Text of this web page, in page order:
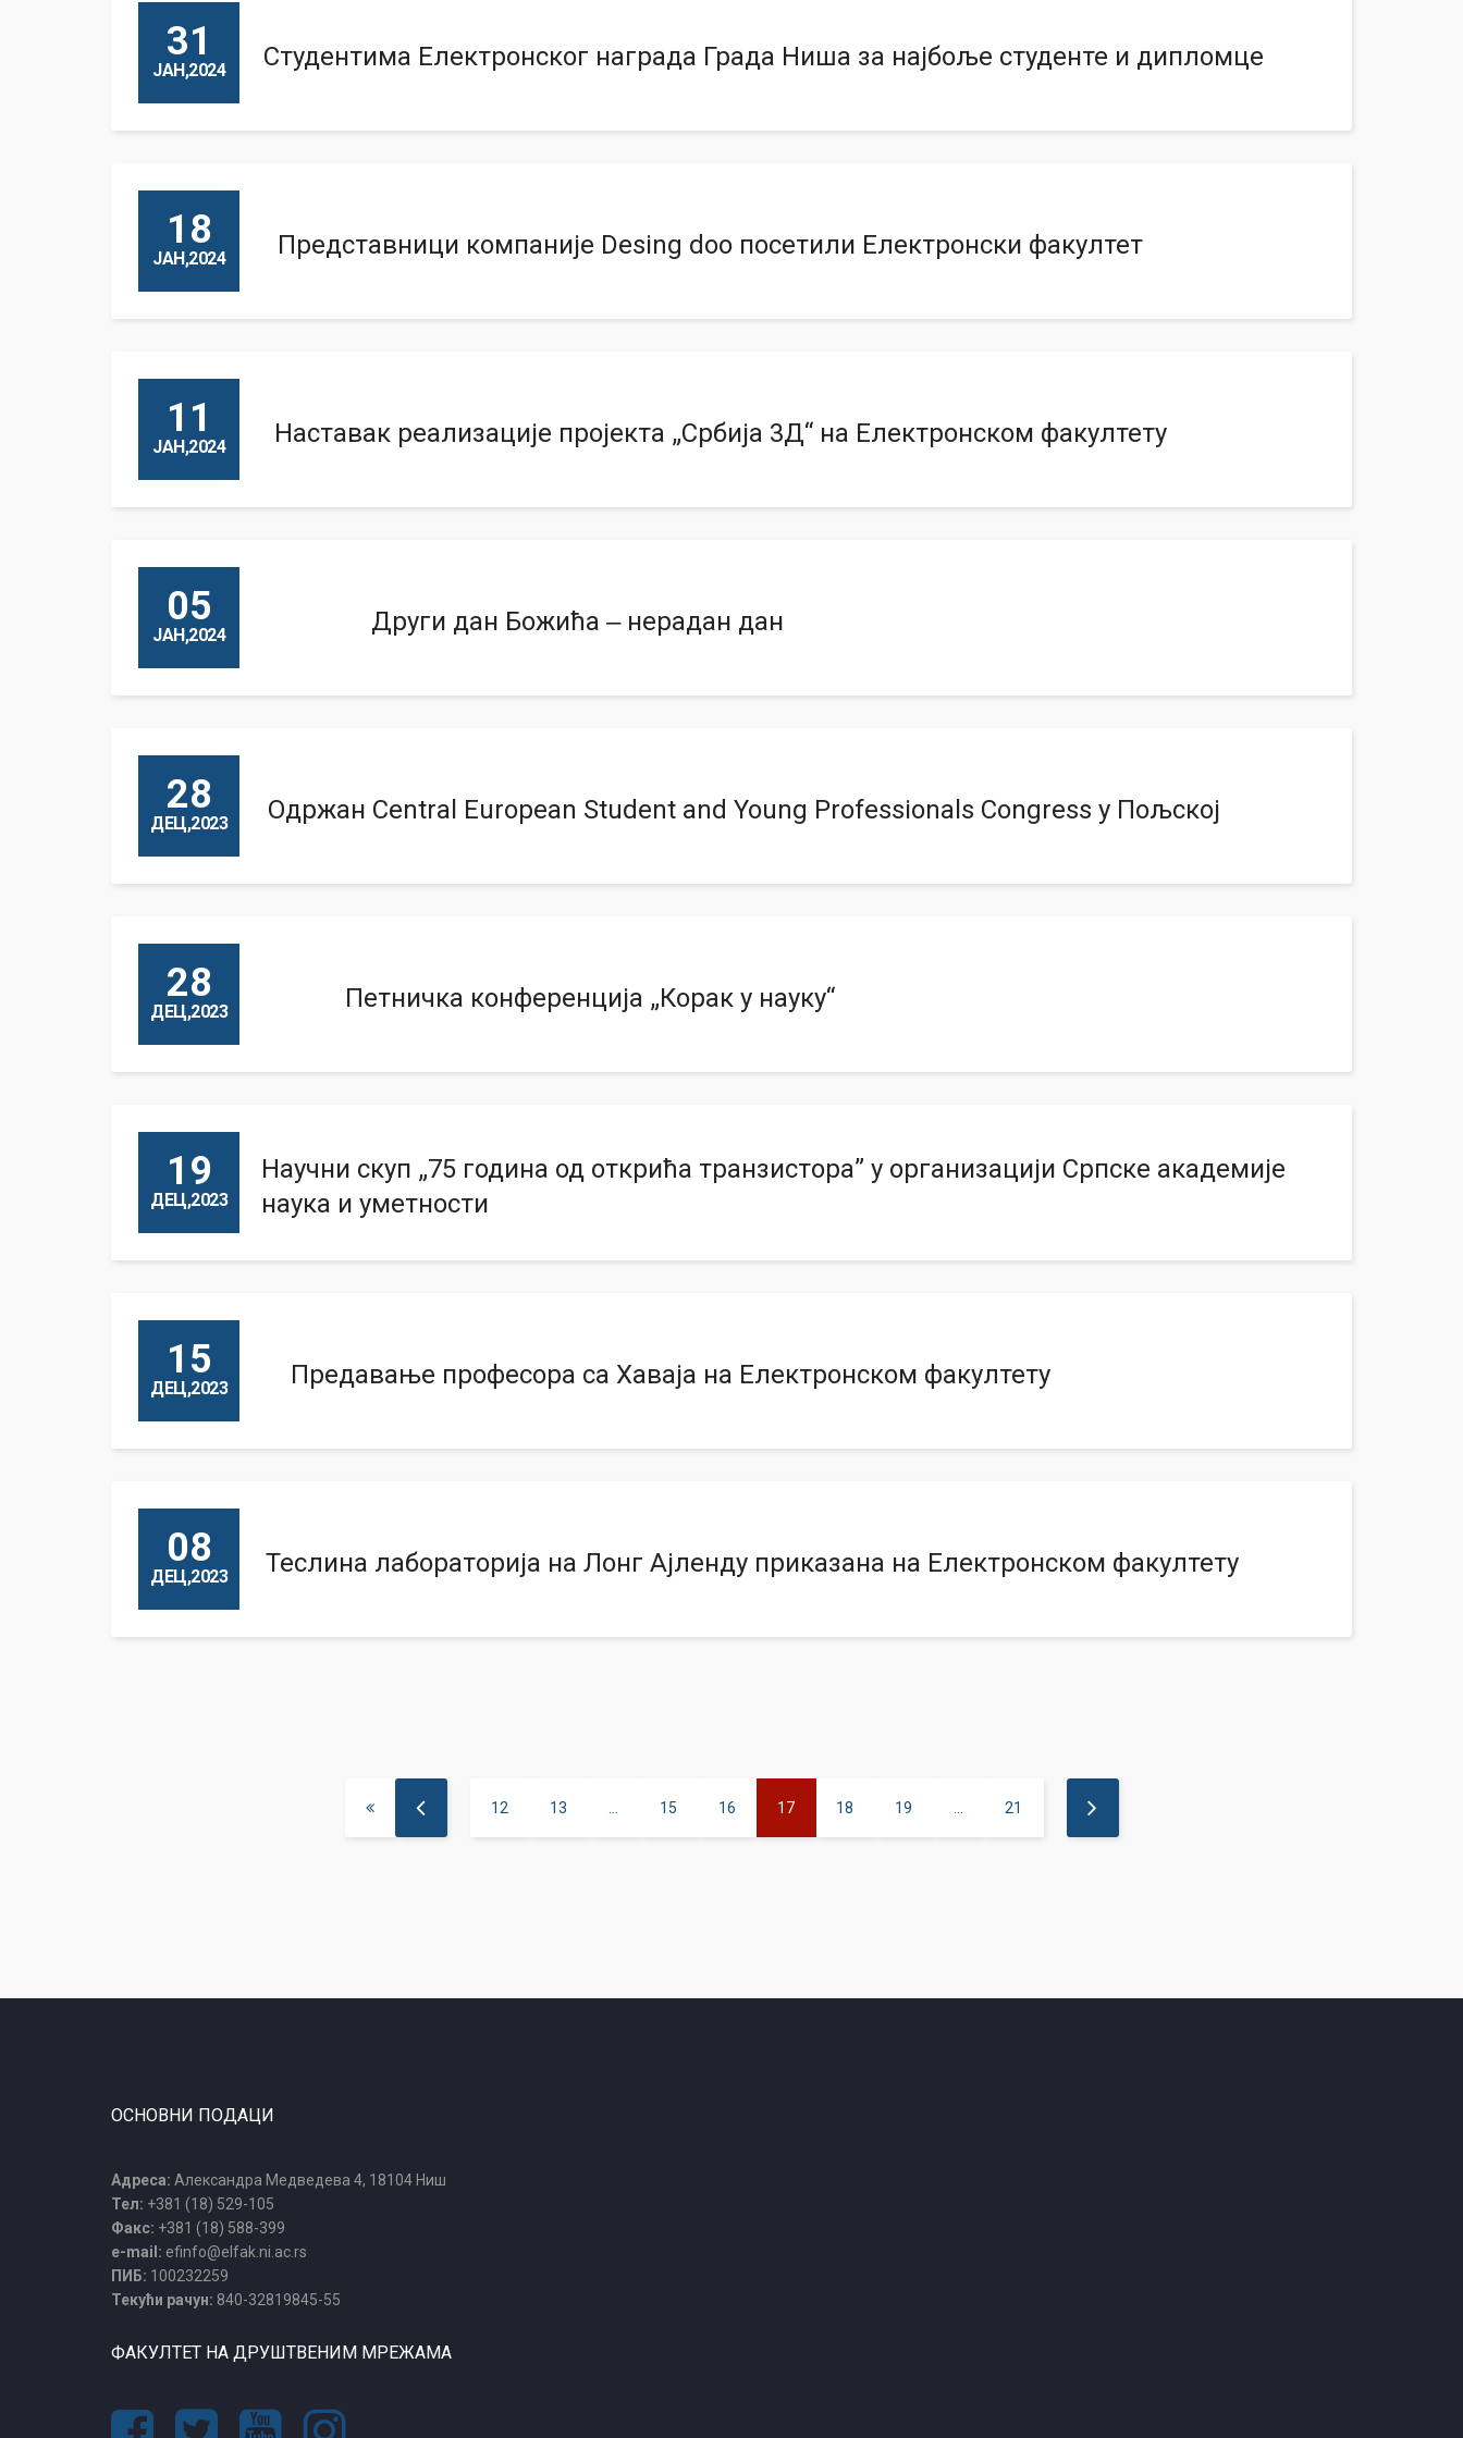
31
ЈАН,2024 Студентима Електронског награда Града Ниша за најбоље студенте и дипломце
18
ЈАН,2024 Представници компаније Desing doo посетили Електронски факултет
11
ЈАН,2024 Наставак реализације пројекта „Србија 3Д“ на Електронском факултету
05
ЈАН,2024 Други дан Божића ‒ нерадан дан
28
ДЕЦ,2023 Одржан Central European Student and Young Professionals Congress у Пољској
28
ДЕЦ,2023 Петничка конференција „Корак у науку“
19
ДЕЦ,2023
Научни скуп „75 година од открића транзистора” у организацији Српске академије
наука и уметности
15
ДЕЦ,2023 Предавање професора са Хаваја на Електронском факултету
08
ДЕЦ,2023 Теслина лабораторија на Лонг Ајленду приказана на Електронском факултету
12 13 15 16 17 18 19 21
ОСНОВНИ ПОДАЦИ
Адреса: Александра Медведева 4, 18104 Ниш
Тел: +381 (18) 529-105
Факс: +381 (18) 588-399
e-mail: efinfo@elfak.ni.ac.rs
ПИБ: 100232259
Текући рачун: 840-32819845-55
ФАКУЛТЕТ НА ДРУШТВЕНИМ МРЕЖАМА